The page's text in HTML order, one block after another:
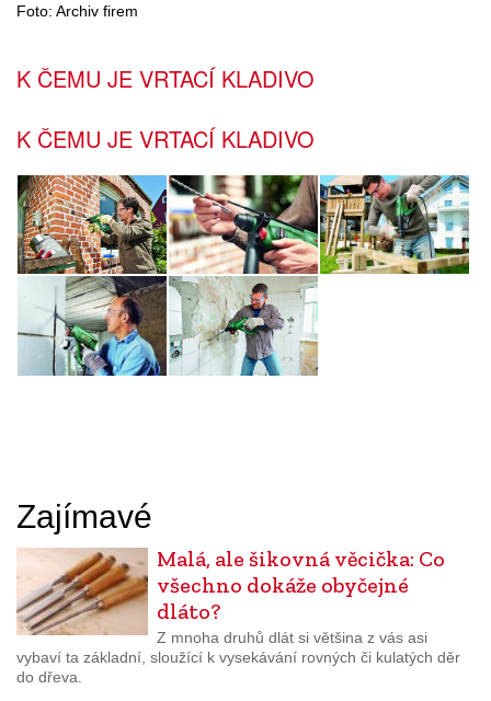
Foto: Archiv firem
K ČEMU JE VRTACÍ KLADIVO
K ČEMU JE VRTACÍ KLADIVO
Zajímavé
Malá, ale šikovná věcička: Co
všechno dokáže obyčejné
dláto?
Z mnoha druhů dlát si většina z vás asi
vybaví ta základní, sloužící k vysekávání rovných či kulatých děr
do dřeva.